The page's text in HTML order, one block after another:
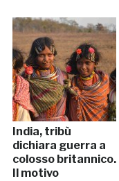
India, tribù
dichiara guerra a
colosso britannico.
Il motivo